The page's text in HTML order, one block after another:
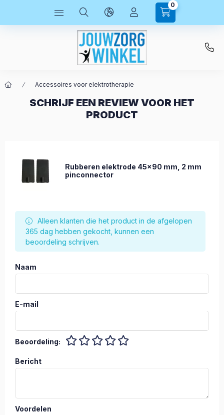
0
Accessoires voor elektrotherapie
SCHRIJF EEN REVIEW VOOR HET
PRODUCT
Rubberen elektrode 45x90 mm, 2 mm
pinconnector
Alleen klanten die het product in de afgelopen
365 dag hebben gekocht, kunnen een
beoordeling schrijven.
Naam
E-mail
Beoordeling:
Bericht
Voordelen